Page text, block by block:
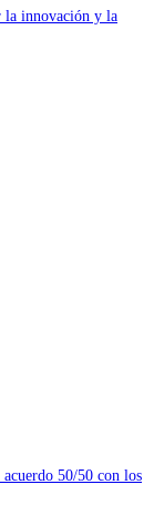
la innovación y la
50/50 con los